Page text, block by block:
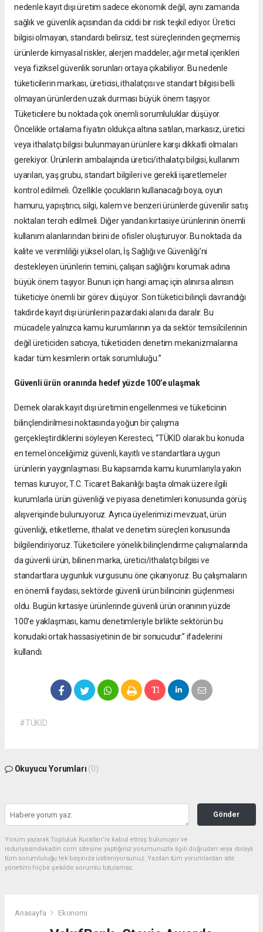
nedenle kayıt dışı üretim sadece ekonomik değil, aynı zamanda
sağlık ve güvenlik açısından da ciddi bir risk teşkil ediyor. Üretici
bilgisi olmayan, standardı belirsiz, test süreçlerinden geçmemiş
ürünlerde kimyasal riskler, alerjen maddeler, ağır metal içerikleri
veya fiziksel güvenlik sorunları ortaya çıkabiliyor. Bu nedenle
tüketicilerin markası, üreticisi, ithalatçısı ve standart bilgisi belli
olmayan ürünlerden uzak durması büyük önem taşıyor.
Tüketicilere bu noktada çok önemli sorumluluklar düşüyor.
Öncelikle ortalama fiyatın oldukça altına satılan, markasız, üretici
veya ithalatçı bilgisi bulunmayan ürünlere karşı dikkatli olmaları
gerekiyor. Ürünlerin ambalajında üretici/ithalatçı bilgisi, kullanım
uyarıları, yaş grubu, standart bilgileri ve gerekli işaretlemeler
kontrol edilmeli. Özellikle çocukların kullanacağı boya, oyun
hamuru, yapıştırıcı, silgi, kalem ve benzeri ürünlerde güvenilir satış
noktaları tercih edilmeli. Diğer yandan kırtasiye ürünlerinin önemli
kullanım alanlarından birini de ofisler oluşturuyor. Bu noktada da
kalite ve verimliliği yüksel olan, İş Sağlığı ve Güvenliği’ni
destekleyen ürünlerin temini, çalışan sağlığını korumak adına
büyük önem taşıyor. Bunun için hangi amaç için alınırsa alınsın
tüketiciye önemli bir görev düşüyor. Son tüketici bilinçli davrandığı
takdirde kayıt dışı ürünlerin pazardaki alanı da daralır. Bu
mücadele yalnızca kamu kurumlarının ya da sektör temsilcilerinin
değil üreticiden satıcıya, tüketiciden denetim mekanizmalarına
kadar tüm kesimlerin ortak sorumluluğu.”
Güvenli ürün oranında hedef yüzde 100’e ulaşmak
Dernek olarak kayıt dışı üretimin engellenmesi ve tüketicinin
bilinçlendirilmesi noktasında yoğun bir çalışma
gerçekleştirdiklerini söyleyen Keresteci, “TÜKİD olarak bu konuda
en temel önceliğimiz güvenli, kayıtlı ve standartlara uygun
ürünlerin yaygınlaşması. Bu kapsamda kamu kurumlarıyla yakın
temas kuruyor, T.C. Ticaret Bakanlığı başta olmak üzere ilgili
kurumlarla ürün güvenliği ve piyasa denetimleri konusunda görüş
alışverişinde bulunuyoruz. Ayrıca üyelerimizi mevzuat, ürün
güvenliği, etiketleme, ithalat ve denetim süreçleri konusunda
bilgilendiriyoruz. Tüketicilere yönelik bilinçlendirme çalışmalarında
da güvenli ürün, bilinen marka, üretici/ithalatçı bilgisi ve
standartlara uygunluk vurgusunu öne çıkarıyoruz. Bu çalışmaların
en önemli faydası, sektörde güvenli ürün bilincinin güçlenmesi
oldu. Bugün kırtasiye ürünlerinde güvenli ürün oranının yüzde
100’e yaklaşması, kamu denetimleriyle birlikte sektörün bu
konudaki ortak hassasiyetinin de bir sonucudur.” ifadelerini
kullandı.
#TÜKİD
Okuyucu Yorumları (0)
Gönder
Yorum yazarak Topluluk Kuralları’nı kabul etmiş bulunuyor ve
isdunyasindakadin.com sitesine yaptığınız yorumunuzla ilgili doğrudan veya dolaylı
tüm sorumluluğu tek başınıza üstleniyorsunuz. Yazılan tüm yorumlardan site
yönetimi hiçbir şekilde sorumlu tutulamaz.
Anasayfa Ekonomi